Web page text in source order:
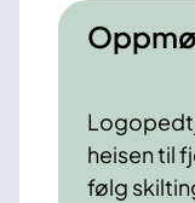
heisen til
følg